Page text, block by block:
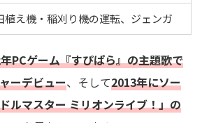
植え機・稲刈り機の運転、ジェンガ
PCゲーム『すぴぱら』の主題歌で
ーデビュー、そして2013年にソー
ルマスター ミリオンライブ！」の